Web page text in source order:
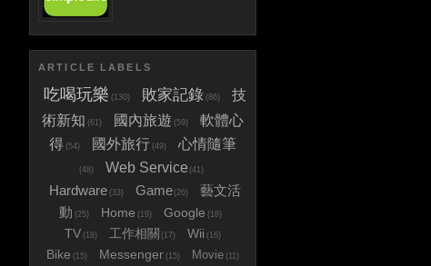
ARTICLE LABELS
吃喝玩樂 (130) 敗家記錄 (86)
技
術新知 (61) 國內旅遊 (59)
軟體心
得 (54) 國外旅行 (49) 心情隨筆
(48) Web Service (41)
Hardware (33) Game(26)
藝文活
動 (25) Home (19) Google (18)
TV (18) 工作相關 (17) Wii (16)
Bike (15) Messenger (15) Movie (11)